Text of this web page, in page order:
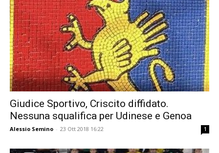
Giudice Sportivo, Criscito diffidato.
Nessuna squalifica per Udinese e Genoa
Alessio Semino - 23 Ott 2018 16:22 1